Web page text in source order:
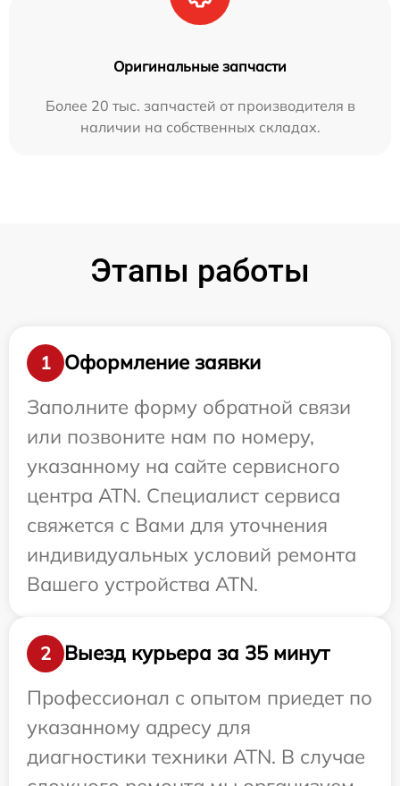
Оригинальные запчасти
Более 20 тыс. запчастей от производителя в
наличии на собственных складах.
Этапы работы
1
Оформление заявки
Заполните форму обратной связи
или позвоните нам по номеру,
указанному на сайте сервисного
центра ATN. Специалист сервиса
свяжется с Вами для уточнения
индивидуальных условий ремонта
Вашего устройства ATN.
2
Выезд курьера за 35 минут
Профессионал с опытом приедет по
указанному адресу для
диагностики техники ATN. В случае